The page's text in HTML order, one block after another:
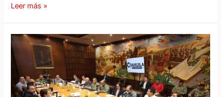
Leer más »
CON
PAZ
Y
SEGURIDAD,
COAHUILA